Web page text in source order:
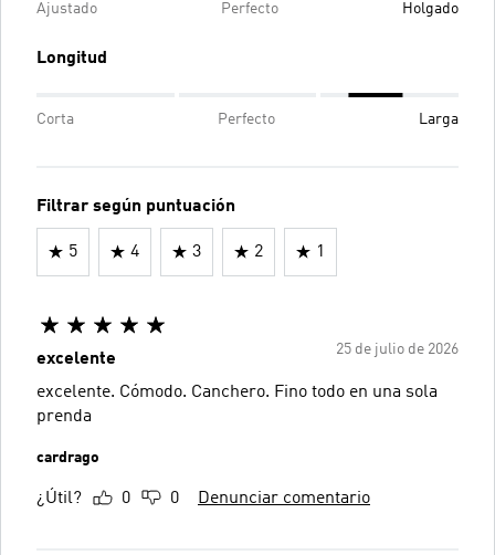
Ajustado Perfecto Holgado
Longitud
Corta Perfecto Larga
Filtrar según puntuación
5 4 3 2 1
25 de julio de 2026
excelente
excelente. Cómodo. Canchero. Fino todo en una sola
prenda
cardrago
¿Útil? 0 0 Denunciar comentario